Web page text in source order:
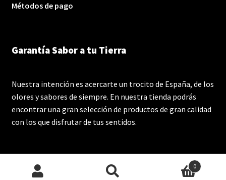
Métodos de pago
Garantía Sabor a tu Tierra
Nuestra intención es acercarte un trocito de España, de los
olores y sabores de siempre. En nuestra tienda podrás
encontrar una gran selección de productos de gran calidad
con los que disfrutar de tus sentidos.
0